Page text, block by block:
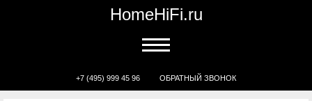
HomeHiFi.ru
+7 (495) 999 45 96 ОБРАТНЫЙ ЗВОНОК